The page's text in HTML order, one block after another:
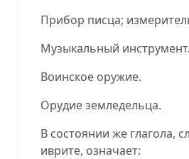
Прибор писца;
Музыкальный инструмент.
Воинское оружие.
Орудие земледельца.
В состоянии же глагола,
иврите, означает: